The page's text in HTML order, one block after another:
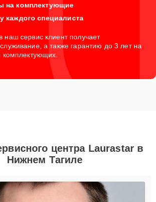
на комплектующие
каждого специалиста
сервис клиент получает
а также гарантию до 3 лет на
комплектующих.
центра Laurastar в
Нижнем Тагиле